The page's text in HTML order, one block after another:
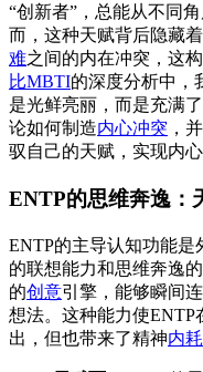
“创新者”，总能从不同
而，这种天赋背后隐藏
难之间的内在冲突，这
比MBTI的深度分析中，
是光鲜亮丽，而是充满
论如何制造内心冲突 ，
驭自己的天赋，实现内
ENTP的思维奔逸：
ENTP的主导认知功能
的联想能力和思维奔逸
的创意引擎，能够瞬间
想法。这种能力使
出，但也带来了精神内耗